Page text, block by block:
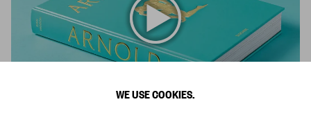
WE USE COOKIES.